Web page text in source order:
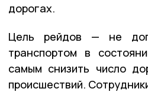
дорогах.
Цель рейдов — не
транспортом в
самым снизить число
происшествий.